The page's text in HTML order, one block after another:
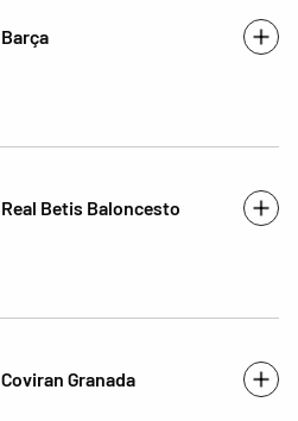
Barça
Real Betis Baloncesto
Coviran Granada